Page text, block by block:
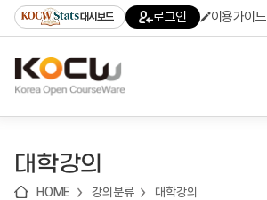
기
기
기
content)
가
대시보드 로그인 이용가이드
대학강의
HOME 강의분류 대학강의